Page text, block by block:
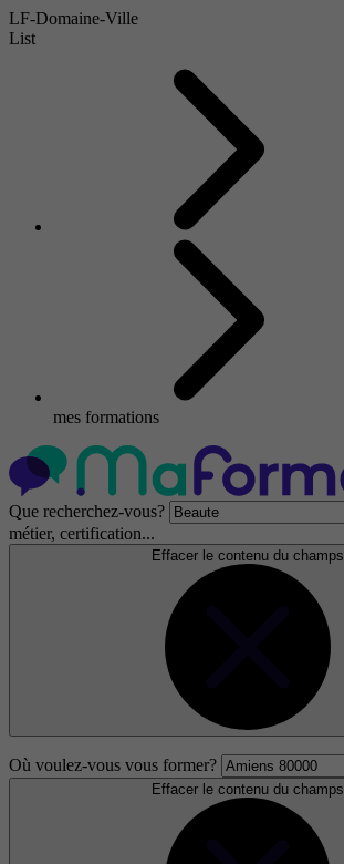
LF-Domaine-Ville
List
mes formations
Que recherchez-vous?
métier, certification...
Effacer le contenu du champs
Où voulez-vous vous former?
Effacer le contenu du champs